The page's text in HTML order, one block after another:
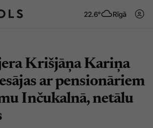
22.6° Rīgā
Pieslēgties
Tēmas
Krišjāņa Kariņa
ar pensionāriem
Inčukalnā, netālu